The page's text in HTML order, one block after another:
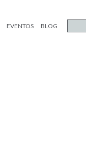
EVENTOS BLOG